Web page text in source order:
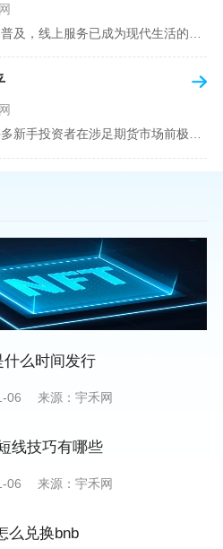
炒期货真的能赚钱吗？这是许多新手投资者在涉足期货市场前极力寻求答案的问题。期货作为一种金融衍生品，它不仅具有高杠杆的特性，同时也伴随着高风险。在知乎这样一个汇聚各领域专业人士分享知识和经验的平台上，我们可以找到关于炒期货赚钱问题的多角度解读。本文将深入探讨炒期货能否赚钱的问题，并结合知乎上的真实案例分析和专业观点，帮助读者形成自己的看法。在讨论是否能通过炒期货赚钱之前，我们首先需要理解期货市场的基本机制。期货，是一种标准化的、具有法律约束力的合约，涉及在未来某个特定时间以特定
什么时间发行
06 来源：宇禾网
线技巧有哪些
06 来源：宇禾网
么兑换bnb